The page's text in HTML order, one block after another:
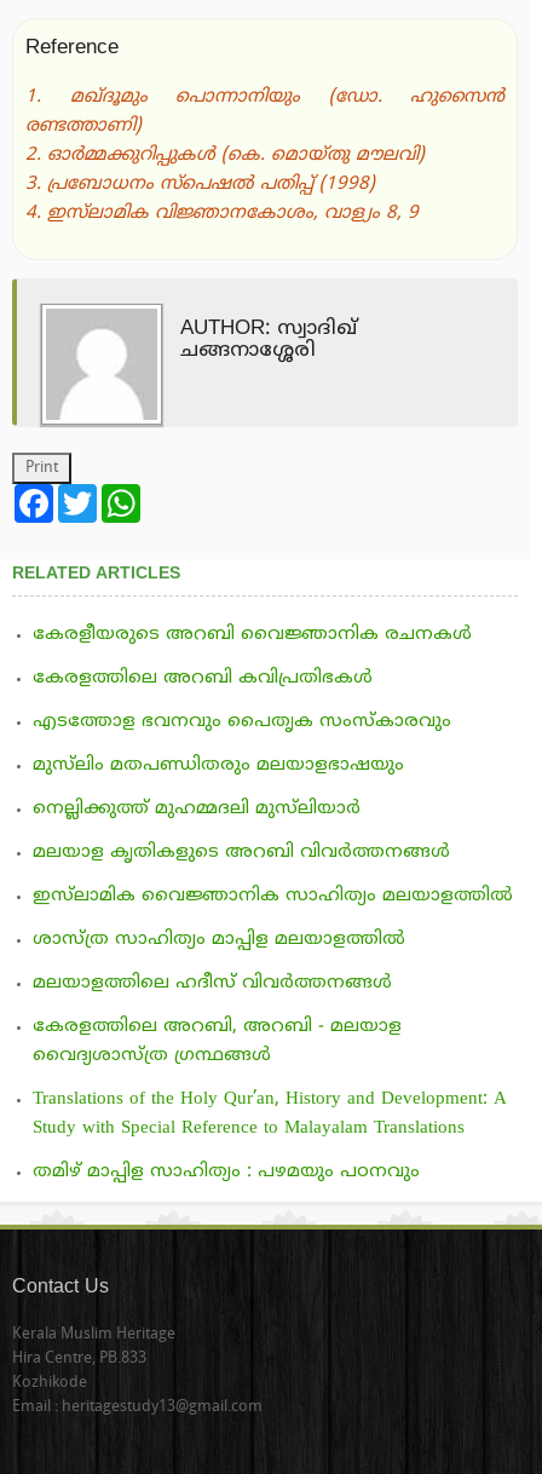
Reference
1. മഖ്ദൂമും പൊന്നാനിയും (ഡോ. ഹുസൈന്‍
രണ്ടത്താണി)
2. ഓര്‍മ്മക്കുറിപ്പുകള്‍ (കെ. മൊയ്തു മൗലവി)
3. പ്രബോധനം സ്‌പെഷല്‍ പതിപ്പ് (1998)
4. ഇസ്‌ലാമിക വിജ്ഞാനകോശം, വാള്യം 8, 9
AUTHOR: സ്വാദിഖ്
ചങ്ങനാശ്ശേരി
FacebookTwitter
RELATED ARTICLES
കേരളീയരുടെ അറബി വൈജ്ഞാനിക രചനകള്‍
കേരളത്തിലെ അറബി കവിപ്രതിഭകള്‍
എടത്തോള ഭവനവും പൈതൃക സംസ്‌കാരവും
മുസ്‌ലിം മതപണ്ഡിതരും മലയാളഭാഷയും
നെല്ലിക്കുത്ത് മുഹമ്മദലി മുസ്‌ലിയാര്‍
മലയാള കൃതികളുടെ അറബി വിവര്‍ത്തനങ്ങള്‍
ഇസ്‌ലാമിക വൈജ്ഞാനിക സാഹിത്യം മലയാളത്തില്‍
ശാസ്ത്ര സാഹിത്യം മാപ്പിള മലയാളത്തില്‍
മലയാളത്തിലെ ഹദീസ് വിവര്‍ത്തനങ്ങള്‍
കേരളത്തിലെ അറബി, അറബി - മലയാള
വൈദ്യശാസ്ത്ര ഗ്രന്ഥങ്ങള്‍
Translations of the Holy Qur’an, History and Development: A
Study with Special Reference to Malayalam Translations
തമിഴ് മാപ്പിള സാഹിത്യം : പഴമയും പഠനവും
Contact Us
Kerala Muslim Heritage
Hira Centre, PB.833
Kozhikode
Email : heritagestudy13@gmail.com